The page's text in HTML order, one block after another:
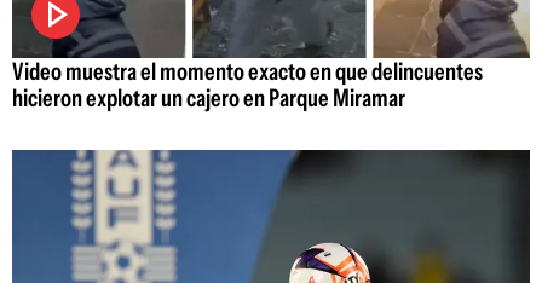
Video muestra el momento exacto en que delincuentes
hicieron explotar un cajero en Parque Miramar